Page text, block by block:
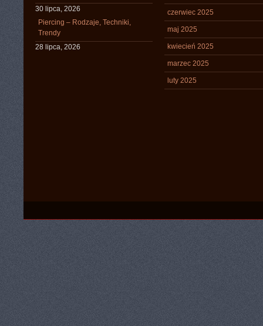
30 lipca, 2026
Piercing – Rodzaje, Techniki,
Trendy
28 lipca, 2026
czerwiec 2025
maj 2025
kwiecień 2025
marzec 2025
luty 2025